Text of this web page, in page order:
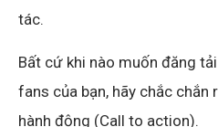
tác.
Bất cứ khi nào muốn đăng
fans của bạn, hãy chắc chắn
hành động (Call to action).